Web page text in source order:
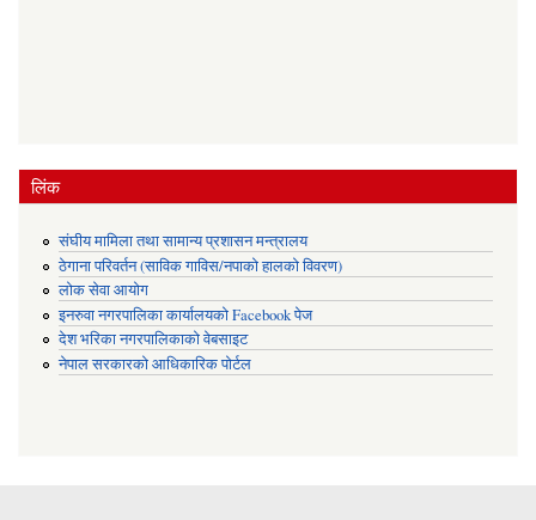
लिंक
संघीय मामिला तथा सामान्य प्रशासन मन्त्रालय
ठेगाना परिवर्तन (साविक गाविस/नपाको हालको विवरण)
लोक सेवा आयोग
इनरुवा नगरपालिका कार्यालयको Facebook पेज
देश भरिका नगरपालिकाको वेबसाइट
नेपाल सरकारको आधिकारिक पोर्टल